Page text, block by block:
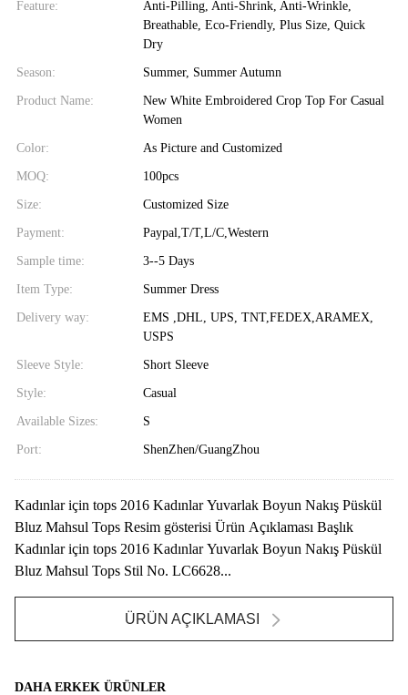
Feature:
Anti-Pilling, Anti-Shrink, Anti-Wrinkle,
Breathable, Eco-Friendly, Plus Size, Quick
Dry
Season: Summer, Summer Autumn
Product Name:
New White Embroidered Crop Top For Casual
Women
Color: As Picture and Customized
MOQ: 100pcs
Size: Customized Size
Payment: Paypal,T/T,L/C,Western
Sample time: 3--5 Days
Item Type: Summer Dress
Delivery way:
EMS ,DHL, UPS, TNT,FEDEX,ARAMEX,
USPS
Sleeve Style: Short Sleeve
Style: Casual
Available Sizes: S
Port: ShenZhen/GuangZhou
Kadınlar için tops 2016 Kadınlar Yuvarlak Boyun Nakış Püskül
Bluz Mahsul Tops Resim gösterisi Ürün Açıklaması Başlık
Kadınlar için tops 2016 Kadınlar Yuvarlak Boyun Nakış Püskül
Bluz Mahsul Tops Stil No. LC6628...
ÜRÜN AÇIKLAMASI
DAHA ERKEK ÜRÜNLER